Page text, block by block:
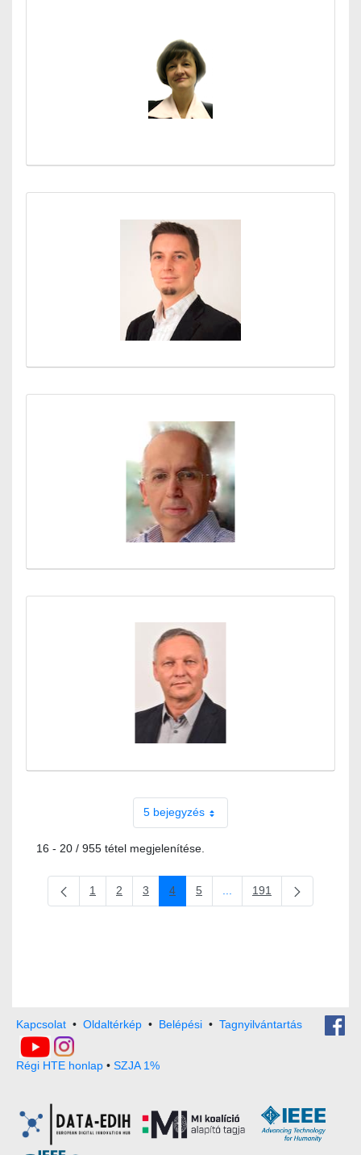
5 bejegyzés
16 - 20 / 955 tétel megjelenítése.
Oldal
1 Oldal
2 Oldal
3 Oldal
4 Oldal
5 ...Köztes oldalak Navigáljon
Oldal
191
Kapcsolat • Oldaltérkép • Belépési • Tagnyilvántartás
Régi HTE honlap • SZJA 1%